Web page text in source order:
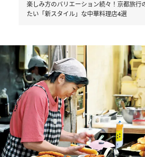
楽しみ方のバリエーション続々！京都旅行
たい「新スタイル」な中華料理店4選